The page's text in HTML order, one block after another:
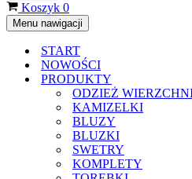
Koszyk 0
Menu nawigacji
START
NOWOŚCI
PRODUKTY
ODZIEŻ
KAMIZELKI
BLUZY
BLUZKI
SWETRY
KOMPLETY